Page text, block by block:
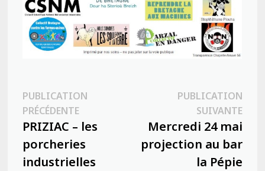
Navigation
de
l’article
PUBLICATION
PRÉCÉDENTEPublication
précédente :
PRIZIAC – les
porcheries
industrielles
PUBLICATION
SUIVANTE
Mercredi 24 mai
projection au bar
la Pépie